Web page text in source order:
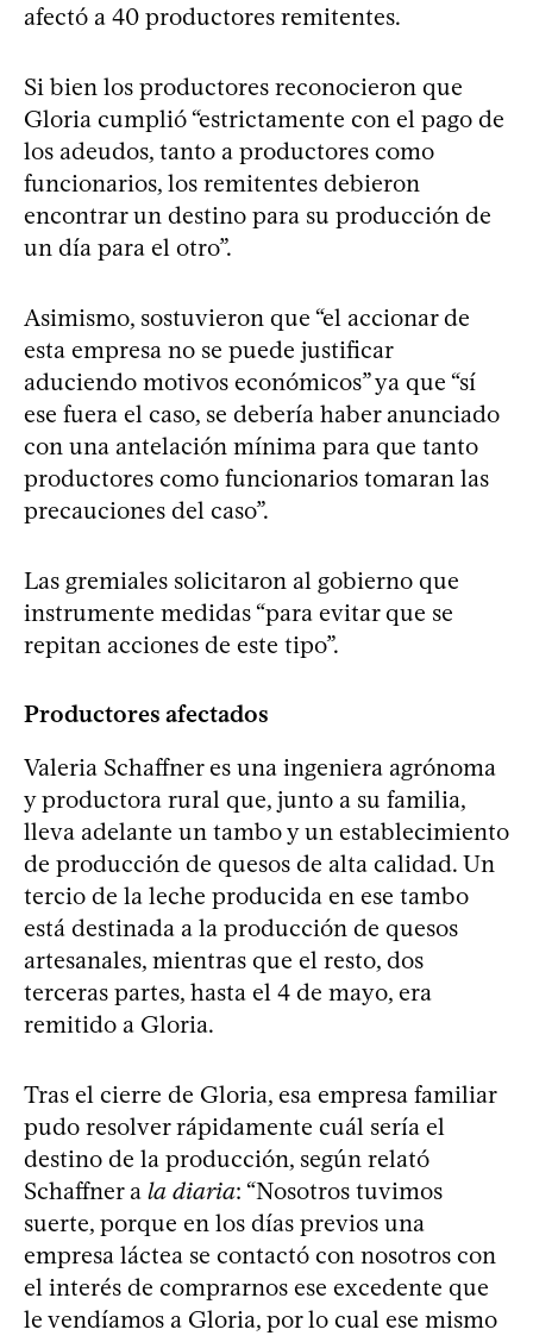
afectó a 40 productores remitentes.
Si bien los productores reconocieron que
Gloria cumplió “estrictamente con el pago de
los adeudos, tanto a productores como
funcionarios, los remitentes debieron
encontrar un destino para su producción de
un día para el otro”.
Asimismo, sostuvieron que “el accionar de
esta empresa no se puede justificar
aduciendo motivos económicos” ya que “sí
ese fuera el caso, se debería haber anunciado
con una antelación mínima para que tanto
productores como funcionarios tomaran las
precauciones del caso”.
Las gremiales solicitaron al gobierno que
instrumente medidas “para evitar que se
repitan acciones de este tipo”.
Productores afectados
Valeria Schaffner es una ingeniera agrónoma
y productora rural que, junto a su familia,
lleva adelante un tambo y un establecimiento
de producción de quesos de alta calidad. Un
tercio de la leche producida en ese tambo
está destinada a la producción de quesos
artesanales, mientras que el resto, dos
terceras partes, hasta el 4 de mayo, era
remitido a Gloria.
Tras el cierre de Gloria, esa empresa familiar
pudo resolver rápidamente cuál sería el
destino de la producción, según relató
Schaffner a la diaria: “Nosotros tuvimos
suerte, porque en los días previos una
empresa láctea se contactó con nosotros con
el interés de comprarnos ese excedente que
le vendíamos a Gloria, por lo cual ese mismo